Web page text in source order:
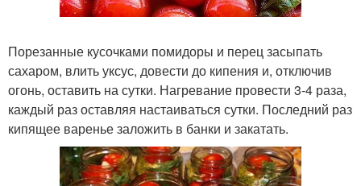
Порезанные кусочками помидоры и перец засыпать
сахаром, влить уксус, довести до кипения и, отключив
огонь, оставить на сутки. Нагревание провести 3-4 раза,
каждый раз оставляя настаиваться сутки. Последний раз
кипящее варенье заложить в банки и закатать.